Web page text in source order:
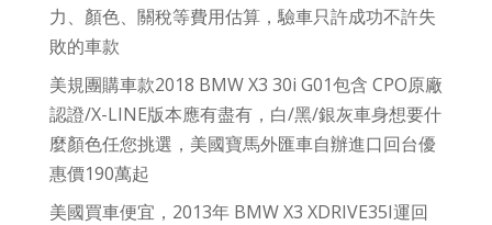
力、顏色、關稅等費用估算，驗車只許成功不許失
敗的車款
美規團購車款2018 BMW X3 30i G01包含 CPO原廠
認證/X-LINE版本應有盡有，白/黑/銀灰車身想要什
麼顏色任您挑選，美國寶馬外匯車自辦進口回台優
惠價190萬起
美國買車便宜，2013年 BMW X3 XDRIVE35I運回